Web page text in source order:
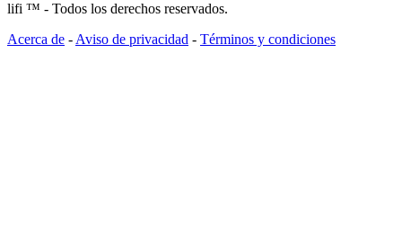
lifi ™ - Todos los derechos reservados.
Acerca de - Aviso de privacidad - Términos y condiciones